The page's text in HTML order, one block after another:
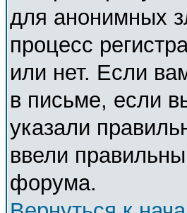
для анонимных
процесс
или нет. Если
в письме, если
указали
ввели
форума.